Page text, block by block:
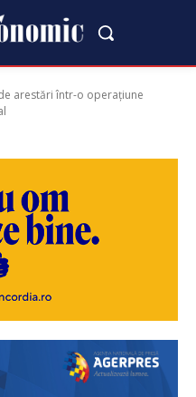
arestări într-o operațiune